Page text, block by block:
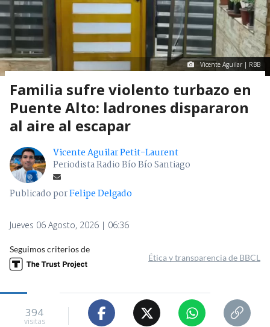
Vicente Aguilar | RBB
Familia sufre violento turbazo en
Puente Alto: ladrones dispararon
al aire al escapar
Vicente Aguilar Petit-Laurent
Periodista Radio Bío Bío Santiago
Publicado porFelipe Delgado
Jueves 06 Agosto, 2026 | 06:36
Seguimos criterios de
Ética y transparencia de BBCL
394
visitas